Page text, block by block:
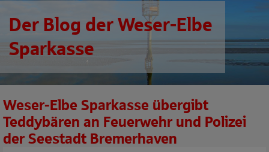
Der Blog der Weser-Elbe
Sparkasse
Weser-Elbe Sparkasse übergibt
Teddybären an Feuerwehr und Polizei
der Seestadt Bremerhaven